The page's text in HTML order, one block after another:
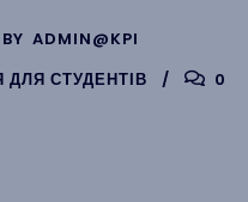
BY ADMIN@KPI
ДЛЯ СТУДЕНТІВ
0